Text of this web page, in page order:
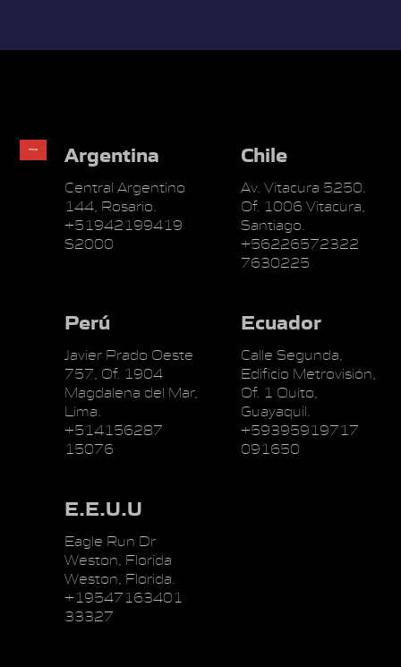
Argentina
Central Argentino
144, Rosario.
+51942199419
S2000
Chile
Av. Vitacura 5250.
Of. 1006 Vitacura,
Santiago.
+56226572322
7630225
Perú
Javier Prado Oeste
757, Of. 1904
Magdalena del Mar,
Lima.
+514156287
15076
Ecuador
Calle Segunda,
Edificio Metrovisión,
Of. 1 Quito,
Guayaquil.
+59395919717
091650
E.E.U.U
Eagle Run Dr
Weston, Florida
Weston, Florida.
+19547163401
33327